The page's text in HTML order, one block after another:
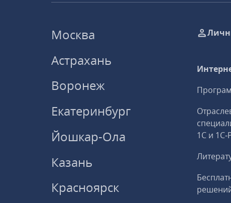
Москва
Астрахань
Воронеж
Екатеринбург
Йошкар-Ола
Казань
Красноярск
1С и